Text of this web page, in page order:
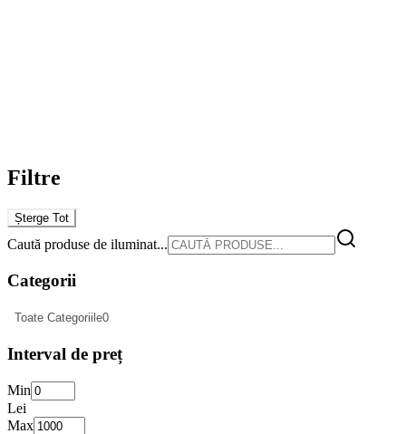
Filtre
Șterge Tot
Caută produse de iluminat...
Categorii
Toate Categoriile0
Interval de preț
Min
Lei
Max